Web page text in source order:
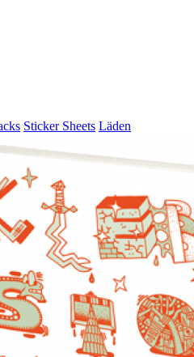
Sticker Sheets Läden